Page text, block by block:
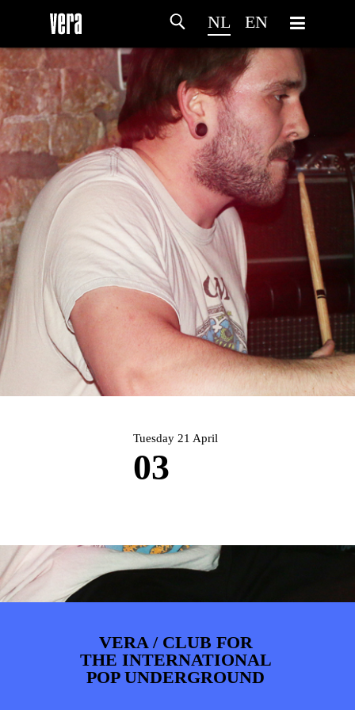
NL EN
HOME PROGRAMMA
ARTDIVISION FOTO’SNIEUWS
Tuesday 21 April
03
VERA / CLUB FOR
THE INTERNATIONAL
POP UNDERGROUND